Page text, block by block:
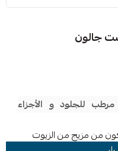
جالون
للجلود و الأجزاء
من مزيج من الزيوت